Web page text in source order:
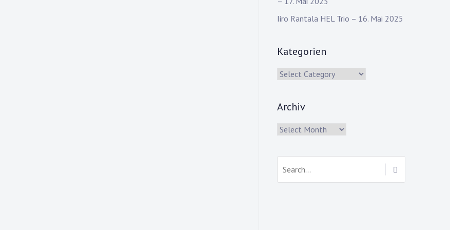
Iiro Rantala HEL Trio – 16. Mai 2025
Kategorien
Kategorien
Archiv
Archiv